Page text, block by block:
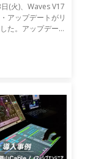
(火)、Waves V17
アップデートがリ
た。アップデート